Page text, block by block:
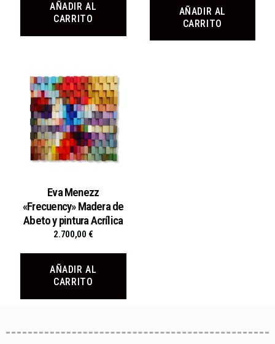
AÑADIR AL
CARRITO
AÑADIR AL
CARRITO
Eva Menezz
«Frecuency» Madera de
Abeto y pintura Acrílica
2.700,00 €
AÑADIR AL
CARRITO